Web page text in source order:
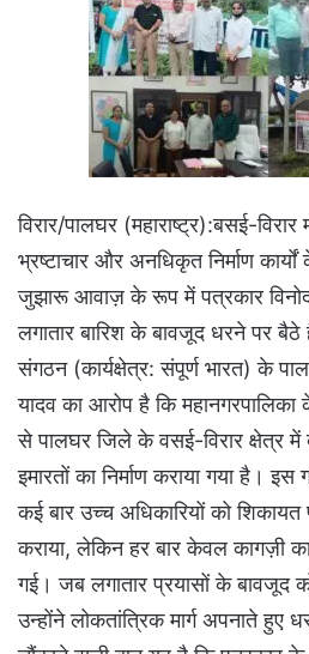
विरार/पालघर (महाराष्ट्र):बसई-विरार
भ्रष्टाचार और अनधिकृत निर्माण
जुझारू आवाज़ के रूप में पत्रकार विनोद
लगातार बारिश के बावजूद धरने पर
संगठन (कार्यक्षेत्र: संपूर्ण भारत) के
यादव का आरोप है कि महानगरपालिका
से पालघर जिले के वसई-विरार क्षेत्र
इमारतों का निर्माण कराया गया है।
कई बार उच्च अधिकारियों को शिकायत
कराया, लेकिन हर बार केवल कागज़ी
गई। जब लगातार प्रयासों के बावजूद
उन्होंने लोकतांत्रिक मार्ग अपनाते हुए